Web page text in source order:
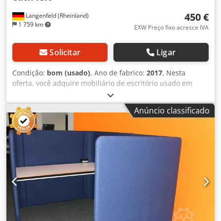
Langenfeld (Rheinland)
1 759 km
450 €
EXW Preço fixo acresce IVA
Solicitar Ligar
Condição: bom (usado), Ano de fabrico: 2017, Nesta
oferta, você adquire mobiliário de escritório usado em
bom estado. Os itens foram entregues em 2017 e estão,
em geral, em excelente condição, pois foram pouco
utilizados. Itens à venda: Também oferecemos conjuntos
de postos de trabalho por 450€. 1x Mesa de escritório -
Fabricante: FM - 160 x 80 x 76 (altura ajustável
continuamente de 68cm a 76cm) - Tampo cinza - Estrutura
em alumínio 1x Cadeira de escritório "Dauphin
MagicShape elan" - Com apoios de braço - Totalmente
ajustável - Estofado Polo cinza/preto 1x Gaveteiro com
rodízios - Fabricante: FM - 43,4 x 80 x 59 - Uma gaveta para
materiais - 3 gavetas de aço com soft-close - Trancável,
inclui chave Mesas: • Aprox. 10x mesas de escritório FM
1600 x 800 x 680-760 (altura ajustável continuamente), cor
Anúncio classificado